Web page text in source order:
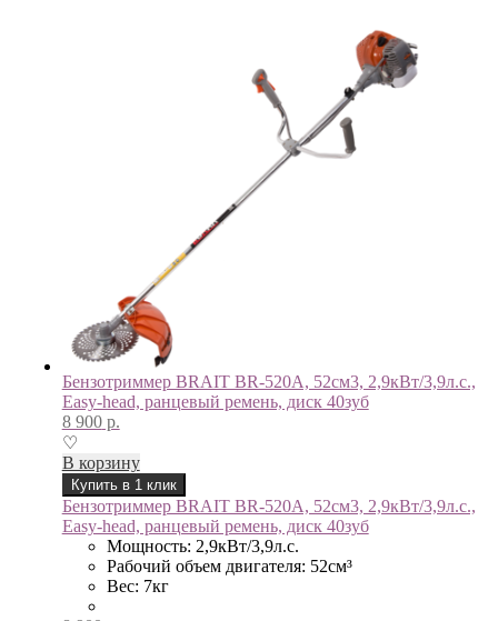
Бензотриммер BRAIT BR-520A, 52см3, 2,9кВт/3,9л.с.,
Easy-head, ранцевый ремень, диск 40зуб
8 900р.
♡
В корзину
Купить в 1 клик
Бензотриммер BRAIT BR-520A, 52см3, 2,9кВт/3,9л.с.,
Easy-head, ранцевый ремень, диск 40зуб
Мощность: 2,9кВт/3,9л.с.
Рабочий объем двигателя: 52см³
Вес: 7кг